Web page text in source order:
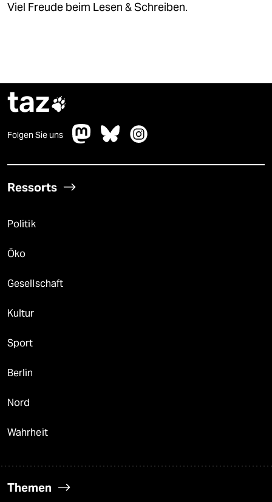
Viel Freude beim Lesen & Schreiben.
taz
Folgen Sie uns
Ressorts
Politik
Öko
Gesellschaft
Kultur
Sport
Berlin
Nord
Wahrheit
Themen